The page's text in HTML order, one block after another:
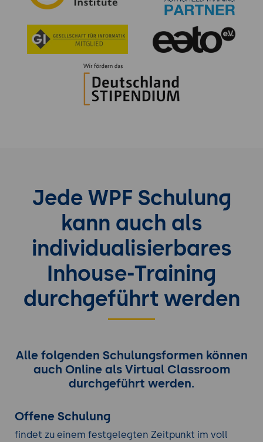
Jede WPF Schulung
kann auch als
individualisierbares
Inhouse-Training
durchgeführt werden
Alle folgenden Schulungsformen können
auch Online als Virtual Classroom
durchgeführt werden.
Offene Schulung
findet zu einem festgelegten Zeitpunkt im voll